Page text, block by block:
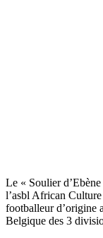
Le « Soulier
l’asbl African
footballeur d’origine
Belgique des 3